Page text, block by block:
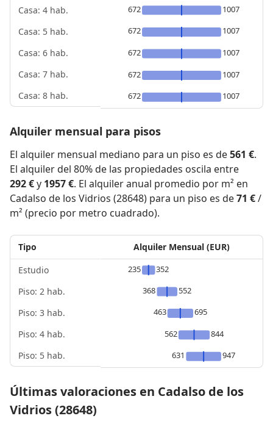
Casa: 4 hab.
Casa: 5 hab.
Casa: 6 hab.
Casa: 7 hab.
Casa: 8 hab.
672
1007
672
1007
672
1007
672
1007
672
1007
Alquiler mensual para pisos
El alquiler mensual mediano para un piso es de561 €.
El alquiler del 80% de las propiedades oscila entre
292 €y 1957 €. El alquiler anual promedio por m² en
Cadalso de los Vidrios (28648) para un piso es de71 €/
m² (precio por metro cuadrado).
Tipo
Estudio
Piso: 2 hab.
Piso: 3 hab.
Piso: 4 hab.
Piso: 5 hab.
Alquiler Mensual (EUR)
235
352
368
552
463
695
562
844
631
947
Últimas valoraciones en Cadalso de los
Vidrios (28648)